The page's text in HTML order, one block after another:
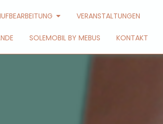
VERANSTALTUNGEN
SOLEMOBIL BY MEBUS KONTAKT